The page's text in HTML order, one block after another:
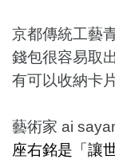
京都傳統工藝
錢包很容易取
有可以收納卡
藝術家 ai
座右銘是「讓